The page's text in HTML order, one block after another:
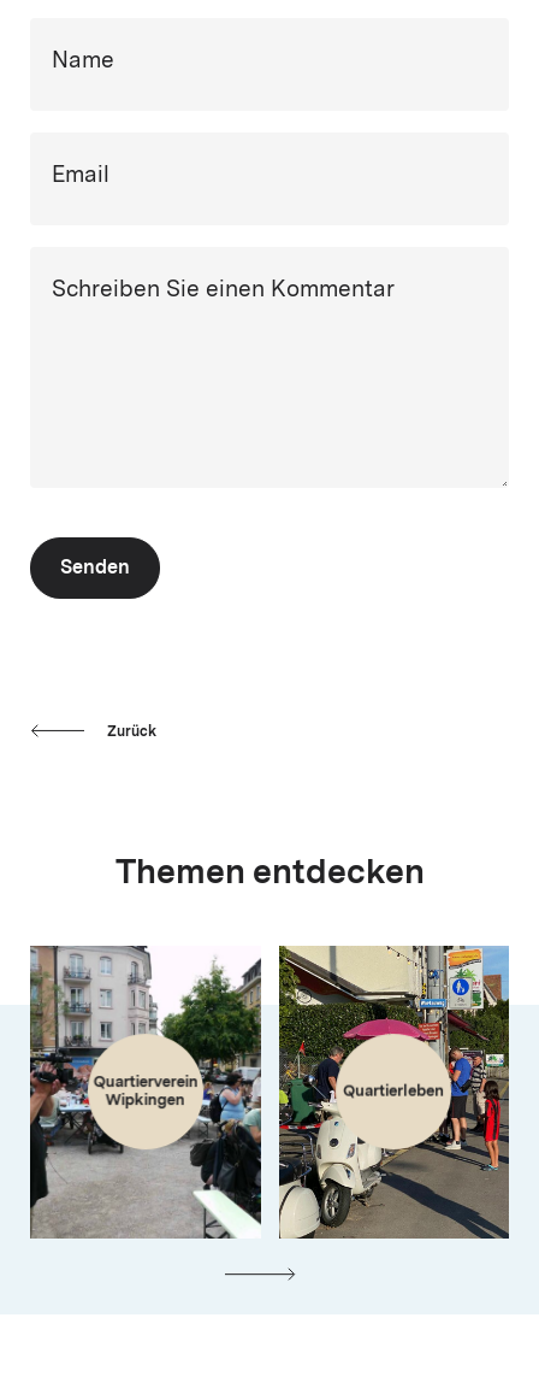
Name
Email
Schreiben Sie einen Kommentar
Senden
Zurück
Themen entdecken
Quartierverein
Wipkingen
Quartierleben